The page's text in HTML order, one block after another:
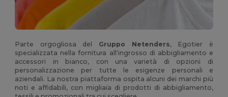
Parte orgogliosa del Gruppo Netenders, Egotier è
specializzata nella fornitura all'ingrosso di abbigliamento e
accessori in bianco, con una varietà di opzioni di
personalizzazione per tutte le esigenze personali e
aziendali. La nostra piattaforma ospita alcuni dei marchi più
noti e affidabili, con migliaia di prodotti di abbigliamento,